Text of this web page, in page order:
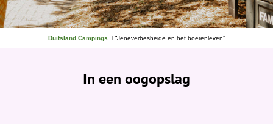
J
Duitsland Campings “Jeneverbesheide en het boerenleven”
In een oogopslag